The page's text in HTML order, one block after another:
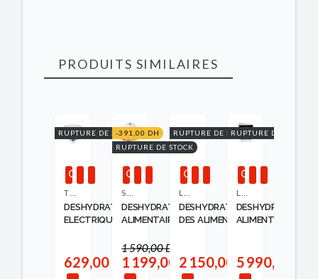
PRODUITS SIMILAIRES
RUPTURE DE STOCK
TECHWOOD
DESHYDRATEUR
ELECTRIQUE
629,00 DH
-391,00 DH
RUPTURE DE STOCK
SENCOR
DESHYDRATEUR
ALIMENTAIRE 350W
1 590,00 DH
1 199,00 DH
RUPTURE DE STOCK
LACOR
DESHYDRATEUR
DES ALIMENTS PRO
2 150,00 DH
RUPTURE DE STOCK
LACOR
DESHYDRATEUR
ALIMENTAIRE DRY
5 990,00 DH